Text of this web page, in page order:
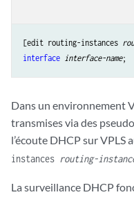
[edit routing-instances
interface interface-name
Dans un environnement
transmises via des
l’écoute DHCP sur VPLS
instances routing-
La surveillance DHCP